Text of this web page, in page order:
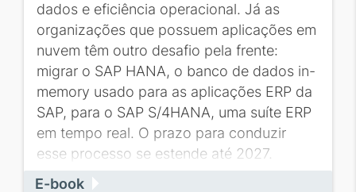
dados e eficiência operacional. Já as
organizações que possuem aplicações em
nuvem têm outro desafio pela frente:
migrar o SAP HANA, o banco de dados in-
memory usado para as aplicações ERP da
SAP, para o SAP S/4HANA, uma suíte ERP
em tempo real. O prazo para conduzir
esse processo se estende até 2027.
E-book